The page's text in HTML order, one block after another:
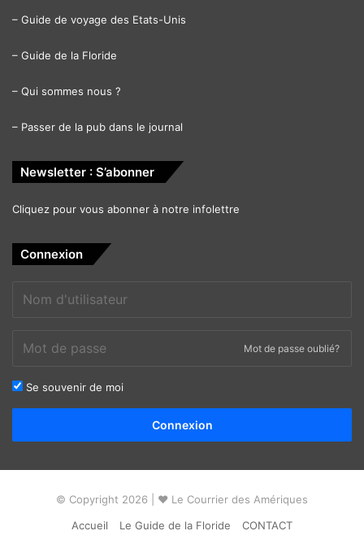
– Guide de voyage des Etats-Unis
– Guide de la Floride
– Qui sommes nous ?
– Passer de la pub dans le journal
Newsletter : S’abonner
Cliquez pour vous abonner à notre infolettre
Connexion
Mot de passe oublié?
Se souvenir de moi
Connexion
© Copyright 2026 | ❤ Le Courrier des Amériques
Accueil
Le Guide de la Floride CONTACT